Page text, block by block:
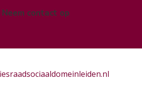
Neem contact op